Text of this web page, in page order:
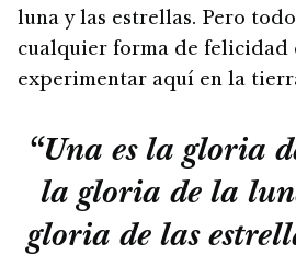
luna y las estrellas. Pero
cualquier forma de felicidad
experimentar aquí en la
“Una es la gloria
la gloria de la
gloria de las